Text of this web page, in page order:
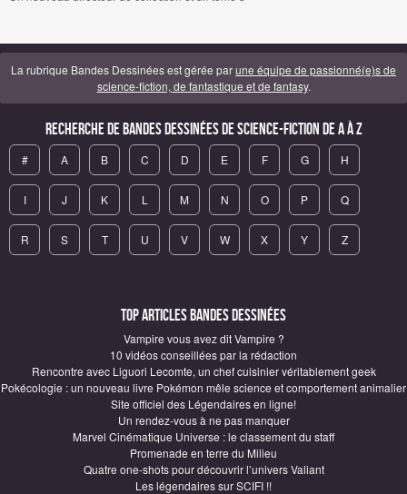
La rubrique Bandes Dessinées est gérée parune équipe de passionné(e)s de
science-fiction, de fantastique et de fantasy.
Recherche de Bandes Dessinées de science-fiction de A à Z
# A B C D E F G H
I J K L M N O P Q
R S T U V W X Y Z
Top articles Bandes Dessinées
Vampire vous avez dit Vampire ?
10 vidéos conseillées par la rédaction
Rencontre avec Liguori Lecomte, un chef cuisinier véritablement geek
Pokécologie : un nouveau livre Pokémon mêle science et comportement animalier
Site officiel des Légendaires en ligne!
Un rendez-vous à ne pas manquer
Marvel Cinématique Universe : le classement du staff
Promenade en terre du Milieu
Quatre one-shots pour découvrir l’univers Valiant
Les légendaires sur SCIFI !!